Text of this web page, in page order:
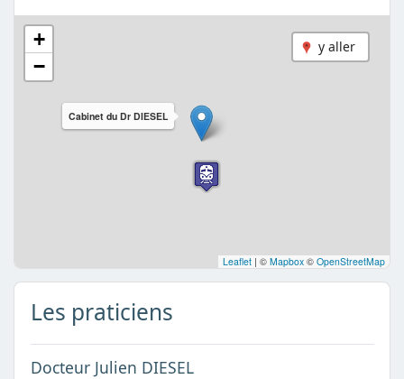
y aller
Cabinet du Dr DIESEL
+
−
Leaflet | © Mapbox © OpenStreetMap
Les praticiens
Docteur Julien DIESEL